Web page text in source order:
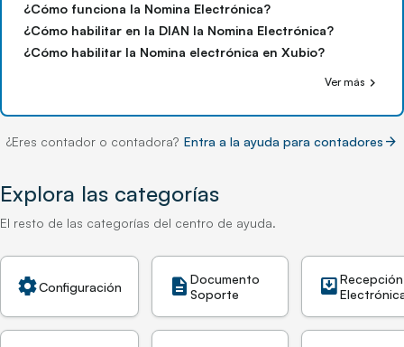
¿Cómo funciona la Nomina Electrónica?
¿Cómo habilitar en la DIAN la Nomina Electrónica?
¿Cómo habilitar la Nomina electrónica en Xubio?
Ver más chevron_right
¿Eres contador o contadora? Entra a la ayuda para contadores arrow_forward
Explora las categorías
El resto de las categorías del centro de ayuda.
settingsConfiguración description Documento
Soporte
move_to_inboxRecepción